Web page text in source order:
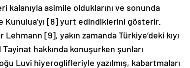
asimile olduklarını ve sonunda
Kunulua’yı [8] yurt edindiklerini gösterir.
[9], yakın zamanda Türkiye’deki kıyı
hakkında konuşurken şunları
Luvi hiyeroglifleriyle yazılmış, kabartmaları